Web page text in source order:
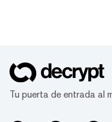
Tu puerta de entrada al